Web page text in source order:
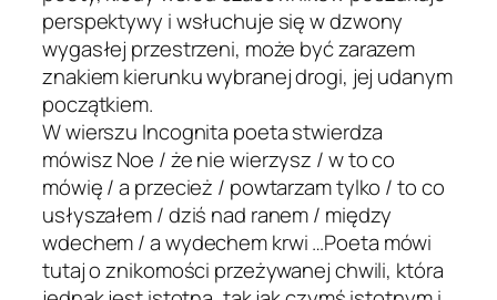
perspektywy i wsłuchuje się w dzwony
wygasłej przestrzeni, może być zarazem
znakiem kierunku wybranej drogi, jej udanym
początkiem.
W wierszu Incognita poeta stwierdza
mówisz Noe / że nie wierzysz / w to co
mówię / a przecież / powtarzam tylko / to co
usłyszałem / dziś nad ranem / między
wdechem / a wydechem krwi …Poeta mówi
tutaj o znikomości przeżywanej chwili, która